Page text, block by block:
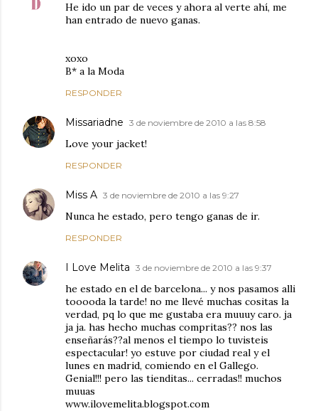
He ido un par de veces y ahora al verte ahí, me
han entrado de nuevo ganas.
xoxo
B* a la Moda
RESPONDER
Missariadne 3 de noviembre de 2010 a las 8:58
Love your jacket!
RESPONDER
Miss A 3 de noviembre de 2010 a las 9:27
Nunca he estado, pero tengo ganas de ir.
RESPONDER
I Love Melita 3 de noviembre de 2010 a las 9:37
he estado en el de barcelona... y nos pasamos alli
tooooda la tarde! no me llevé muchas cositas la
verdad, pq lo que me gustaba era muuuy caro. ja
ja ja. has hecho muchas compritas?? nos las
enseñarás??al menos el tiempo lo tuvisteis
espectacular! yo estuve por ciudad real y el
lunes en madrid, comiendo en el Gallego.
Genial!!! pero las tienditas... cerradas!! muchos
muuas
www.ilovemelita.blogspot.com